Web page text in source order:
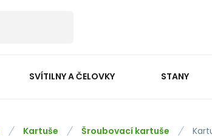
SVÍTILNY A ČELOVKY STANY
Kartuše Šroubovací kartuše